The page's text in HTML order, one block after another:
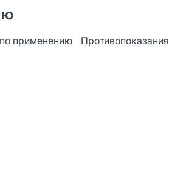
применению Противопоказания